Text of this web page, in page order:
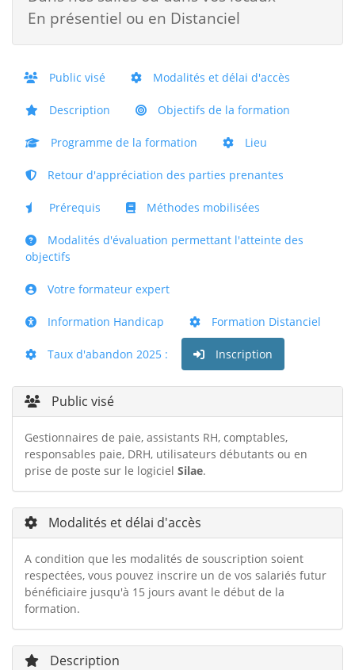
En présentiel ou en Distanciel
Public visé Modalités et délai d'accès
Description Objectifs de la formation
Programme de la formation Lieu
Retour d'appréciation des parties prenantes
Prérequis Méthodes mobilisées
Modalités d'évaluation permettant l'atteinte des
objectifs
Votre formateur expert
Information Handicap Formation Distanciel
Taux d'abandon 2025 : Inscription
Public visé
Gestionnaires de paie, assistants RH, comptables,
responsables paie, DRH, utilisateurs débutants ou en
prise de poste sur le logiciel Silae.
Modalités et délai d'accès
A condition que les modalités de souscription soient
respectées, vous pouvez inscrire un de vos salariés futur
bénéficiaire jusqu'à 15 jours avant le début de la
formation.
Description